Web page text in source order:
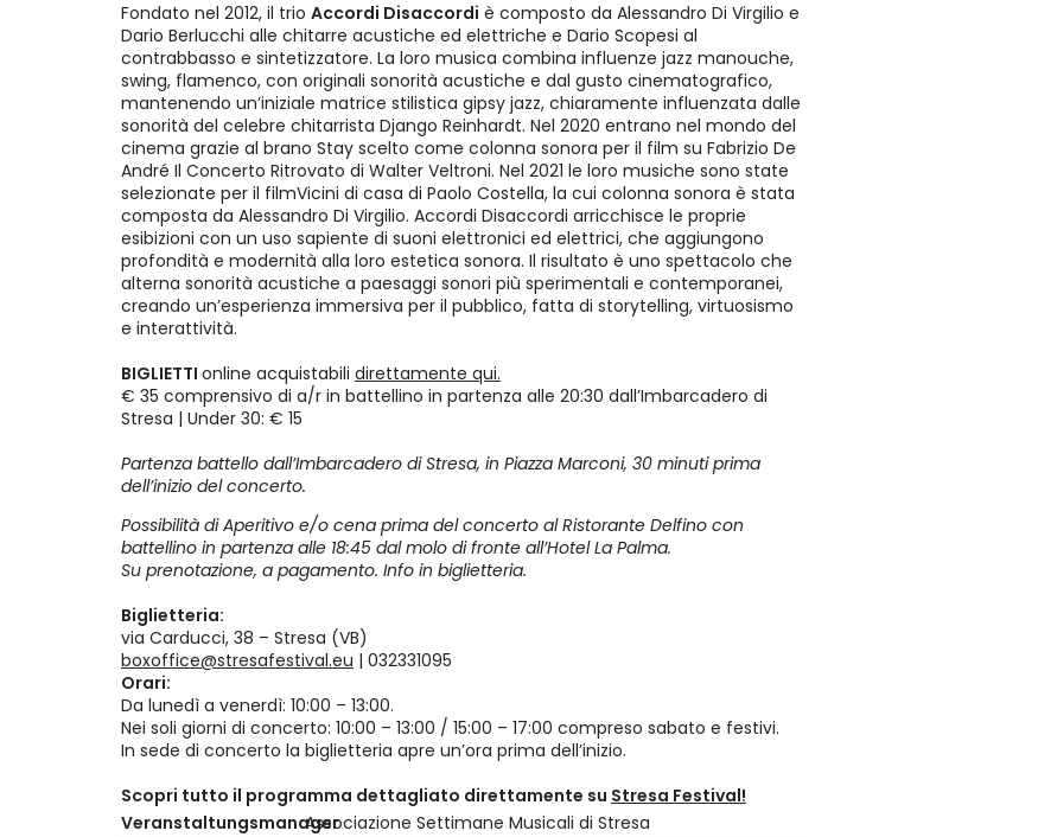
Fondato nel 2012, il trio Accordi Disaccordi è composto da Alessandro Di Virgilio e
Dario Berlucchi alle chitarre acustiche ed elettriche e Dario Scopesi al
contrabbasso e sintetizzatore. La loro musica combina influenze jazz manouche,
swing, flamenco, con originali sonorità acustiche e dal gusto cinematografico,
mantenendo un’iniziale matrice stilistica gipsy jazz, chiaramente influenzata dalle
sonorità del celebre chitarrista Django Reinhardt. Nel 2020 entrano nel mondo del
cinema grazie al brano Stay scelto come colonna sonora per il film su Fabrizio De
André Il Concerto Ritrovato di Walter Veltroni. Nel 2021 le loro musiche sono state
selezionate per il filmVicini di casa di Paolo Costella, la cui colonna sonora è stata
composta da Alessandro Di Virgilio. Accordi Disaccordi arricchisce le proprie
esibizioni con un uso sapiente di suoni elettronici ed elettrici, che aggiungono
profondità e modernità alla loro estetica sonora. Il risultato è uno spettacolo che
alterna sonorità acustiche a paesaggi sonori più sperimentali e contemporanei,
creando un’esperienza immersiva per il pubblico, fatta di storytelling, virtuosismo
e interattività.
BIGLIETTI online acquistabili direttamente qui.
€ 35 comprensivo di a/r in battellino in partenza alle 20:30 dall’Imbarcadero di
Stresa | Under 30: € 15
Partenza battello dall’Imbarcadero di Stresa, in Piazza Marconi, 30 minuti prima
dell’inizio del concerto.
Possibilità di Aperitivo e/o cena prima del concerto al Ristorante Delfino con
battellino in partenza alle 18:45 dal molo di fronte all’Hotel La Palma.
Su prenotazione, a pagamento. Info in biglietteria.
Biglietteria:
via Carducci, 38 – Stresa (VB)
boxoffice@stresafestival.eu | 032331095
Orari:
Da lunedì a venerdì: 10:00 – 13:00.
Nei soli giorni di concerto: 10:00 – 13:00 / 15:00 – 17:00 compreso sabato e festivi.
In sede di concerto la biglietteria apre un’ora prima dell’inizio.
Scopri tutto il programma dettagliato direttamente su Stresa Festival!
VeranstaltungsmanagerAssociazione Settimane Musicali di Stresa